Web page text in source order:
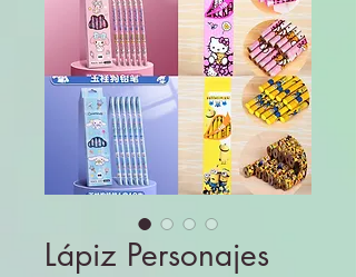
Lápiz Personajes